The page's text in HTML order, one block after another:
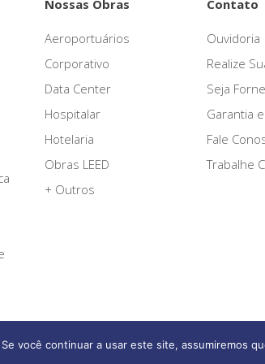
Nossas Obras
Aeroportuários
Corporativo
Data Center
Hospitalar
Hotelaria
Obras LEED
+ Outros
Contato
Ouvidoria
Realize
Seja
Garantia
Fale
Trabalhe
Engenharia © 2026 Todos os direitos
você continuar a usar este site, assumiremos